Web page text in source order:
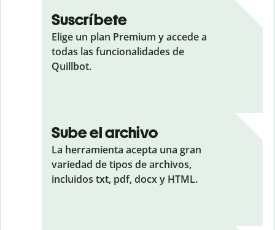
Suscríbete
Elige un plan Premium y accede a
todas las funcionalidades de
Quillbot.
Sube el archivo
La herramienta acepta una gran
variedad de tipos de archivos,
incluidos txt, pdf, docx y HTML.